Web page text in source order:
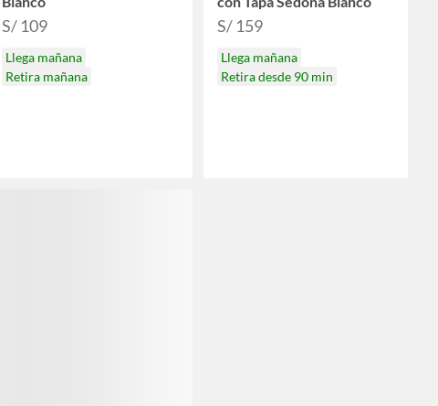
S/ 109
Llega mañana
Retira mañana
S/ 159
Llega mañana
Retira desde 90 min